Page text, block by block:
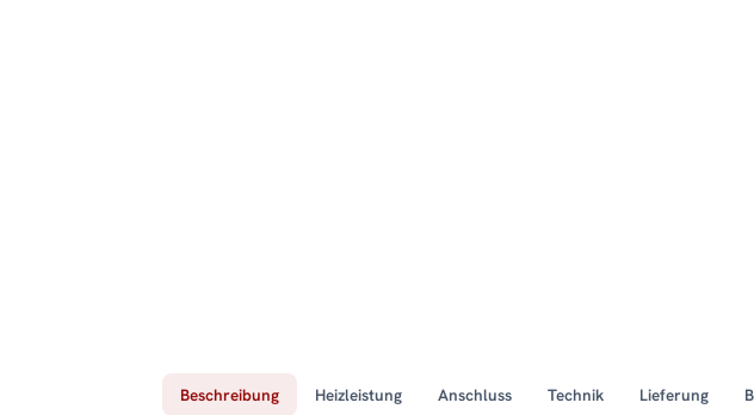
Beschreibung Heizleistung Anschluss Technik Lieferung